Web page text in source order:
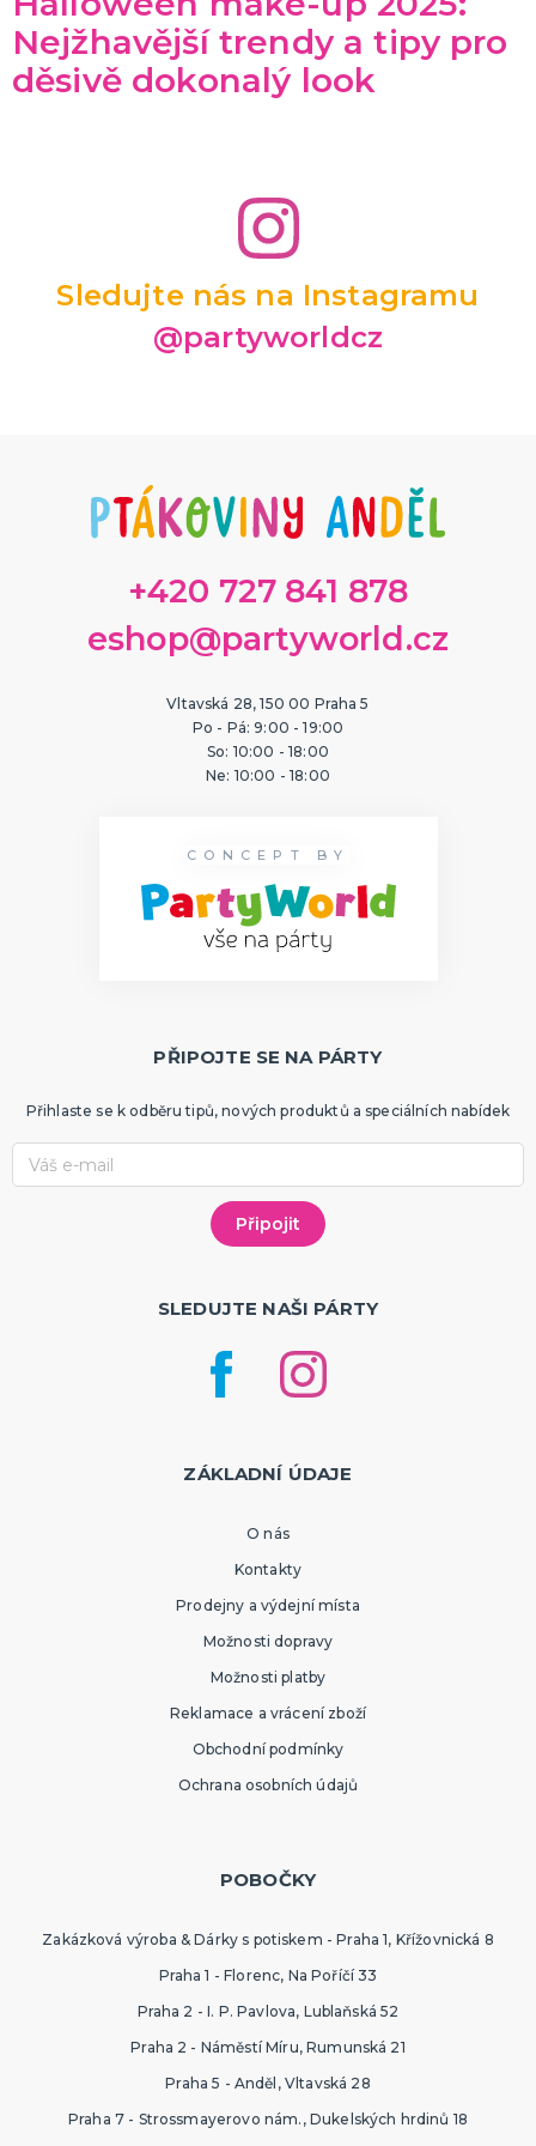
Nejžhavější trendy a tipy pro
děsivě dokonalý look
Sledujte nás na Instagramu
@partyworldcz
+420 727 841 878
eshop@partyworld.cz
Vltavská 28, 150 00 Praha 5
Po - Pá: 9:00 - 19:00
So: 10:00 - 18:00
Ne: 10:00 - 18:00
CONCEPT BY
PŘIPOJTE SE NA PÁRTY
Přihlaste se k odběru tipů, nových produktů a speciálních nabídek
SLEDUJTE NAŠI PÁRTY
ZÁKLADNÍ ÚDAJE
O nás
Kontakty
Prodejny a výdejní místa
Možnosti dopravy
Možnosti platby
Reklamace a vrácení zboží
Obchodní podmínky
Ochrana osobních údajů
POBOČKY
Zakázková výroba & Dárky s potiskem - Praha 1, Křížovnická 8
Praha 1 - Florenc, Na Poříčí 33
Praha 2 - I. P. Pavlova, Lublaňská 52
Praha 2 - Náměstí Míru, Rumunská 21
Praha 5 - Anděl, Vltavská 28
Praha 7 - Strossmayerovo nám., Dukelských hrdinů 18